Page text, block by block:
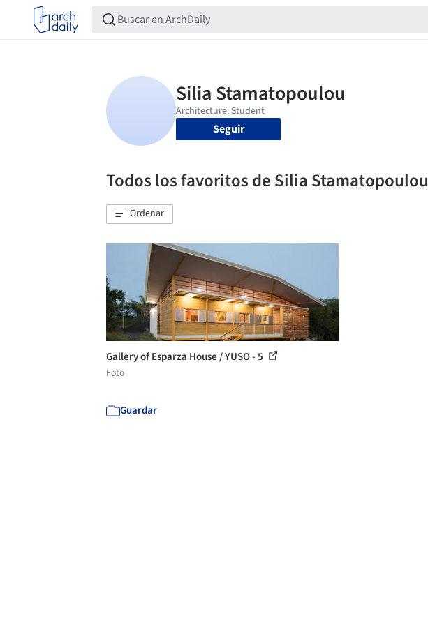
Seguir
Todos los favoritos de Silia Stamatopoulou
Ordenar
Gallery of Esparza House / YUSO - 5
Foto
Guardar